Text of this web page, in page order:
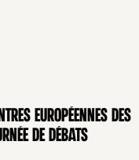
européennes des
de débats